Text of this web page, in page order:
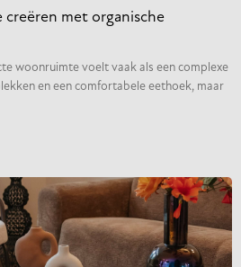
met organische
woonruimte voelt vaak als een complexe
en een comfortabele eethoek, maar